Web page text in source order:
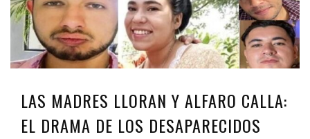
LAS MADRES LLORAN Y ALFARO CALLA:
EL DRAMA DE LOS DESAPARECIDOS